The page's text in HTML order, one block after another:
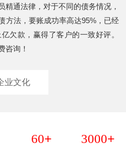
精通法律，对于不同的债务情况，
方法，要账成功率高达95%，已经
欠款，赢得了客户的一致好评。
咨询！
业文化
60+ 3000+